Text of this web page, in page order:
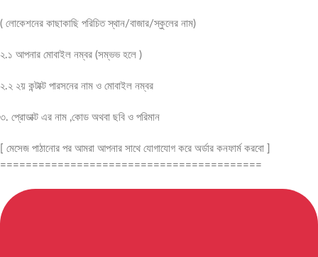
( লোকেশনের কাছাকাছি পরিচিত স্থান/বাজার/স্কুলের নাম)
২.১ আপনার মোবাইল নম্বর (সম্ভভ হলে )
২.২ ২য় কন্টাক্ট পারসনের নাম ও মোবাইল নম্বর
৩. প্রোডাক্ট এর নাম ,কোড অথবা ছবি ও পরিমান
[ মেসেজ পাঠানোর পর আমরা আপনার সাথে যোগাযোগ করে অর্ডার কনফার্ম করবো ]
=========================================